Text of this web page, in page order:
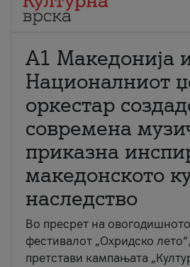
А1 Македонија
Националниот
оркестар
современа
приказна
македонското
наследство
Во пресрет на
фестивалот „Охридско
претстави кампањата